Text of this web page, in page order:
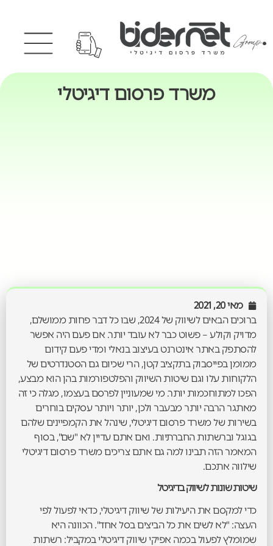
משרד פרסום דיגיטלי
מאי 20, 2021
ברוכים הבאים לשיווק של 2024, שבו כל דבר פחות ממושלם,
מדויק וקולע – פשוט כבר לא עובד יותר. אם פעם היה אפשר
להסתפק באתר אינטרנט בעיצוב בנאלי ומדי פעם קידום
ממומן בפייסבוק בתקציב קטן, הרי שכיום גם הסטנדרטים של
הלקוחות עלו וגם שיטות השיווק והפלטפורמות בהן הוא מבצע,
הפכו למתוחכמות יותר. מי שמעוניין לפרסם בעצמו, מגלה כי זה
מאתגר הרבה יותר מבעבר ולכן, יותר ויותר עסקים בוחרים
בשירות של משרד פרסום דיגיטלי, שינהל את הקמפיינים שלהם
בגוגל וברשתות החברתיות. ואם אתם עדיין לא "שם", בסוף
המאמר הזה תבינו למה גם אתם צריכים משרד פרסום דיגיטלי
שילווה אתכם.
שיטות שונות לשיווק בדיגיטל
כדי למקסם את היעילות של שיווק דיגיטלי, כדאי לפעול לפי
העצה: "לא לשים את כל הביצים בסל אחד". הכוונה היא
שמומלץ לפעול בכמה אפיקי שיווק דיגיטלי במקביל: רשתות